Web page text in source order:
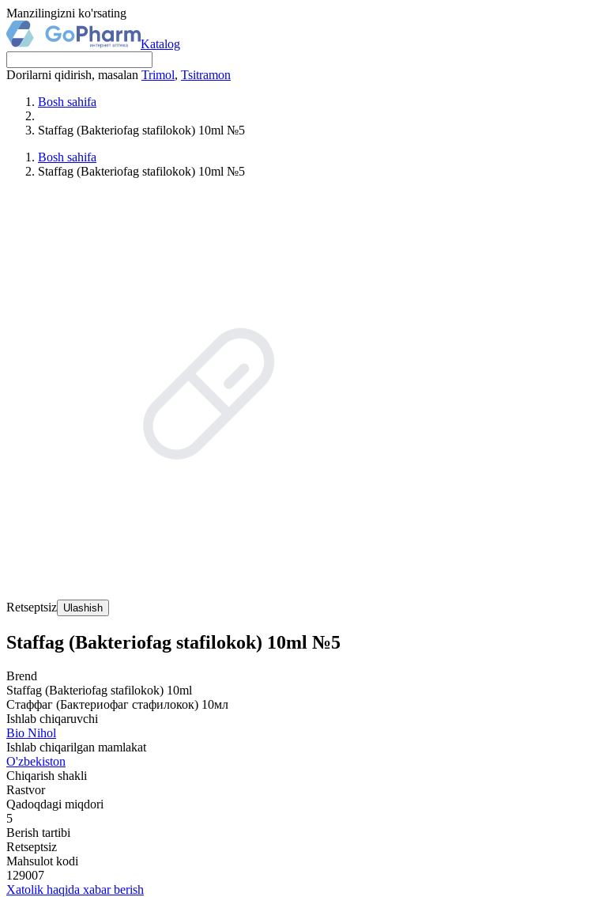
Manzilingizni ko'rsating
Katalog
Dorilarni qidirish, masalan Trimol, Tsitramon
Bosh sahifa
Staffag (Bakteriofag stafilokok) 10ml №5
Bosh sahifa
Staffag (Bakteriofag stafilokok) 10ml №5
Retseptsiz Ulashish
Staffag (Bakteriofag stafilokok) 10ml №5
Brend
Staffag (Bakteriofag stafilokok) 10ml
Стаффаг (Бактериофаг стафилокок) 10мл
Ishlab chiqaruvchi
Bio Nihol
Ishlab chiqarilgan mamlakat
O'zbekiston
Chiqarish shakli
Rastvor
Qadoqdagi miqdori
5
Berish tartibi
Retseptsiz
Mahsulot kodi
129007
Xatolik haqida xabar berish